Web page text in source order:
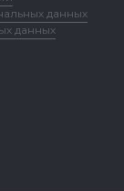
данных
данных